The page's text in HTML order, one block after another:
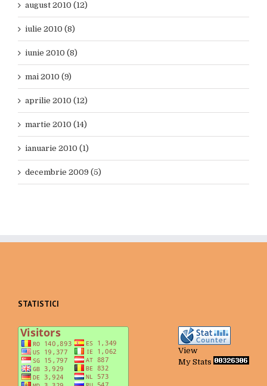
august 2010 (12)
iulie 2010 (8)
iunie 2010 (8)
mai 2010 (9)
aprilie 2010 (12)
martie 2010 (14)
ianuarie 2010 (1)
decembrie 2009 (5)
STATISTICI
View
My Stats